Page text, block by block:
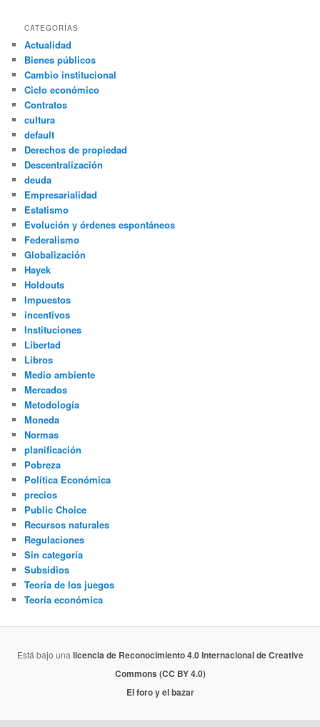
CATEGORÍAS
Actualidad
Bienes públicos
Cambio institucional
Ciclo económico
Contratos
cultura
default
Derechos de propiedad
Descentralización
deuda
Empresarialidad
Estatismo
Evolución y órdenes espontáneos
Federalismo
Globalización
Hayek
Holdouts
Impuestos
incentivos
Instituciones
Libertad
Libros
Medio ambiente
Mercados
Metodología
Moneda
Normas
planificación
Pobreza
Política Económica
precios
Public Choice
Recursos naturales
Regulaciones
Sin categoría
Subsidios
Teoría de los juegos
Teoría económica
Está bajo una licencia de Reconocimiento 4.0 Internacional de Creative
Commons (CC BY 4.0)
El foro y el bazar